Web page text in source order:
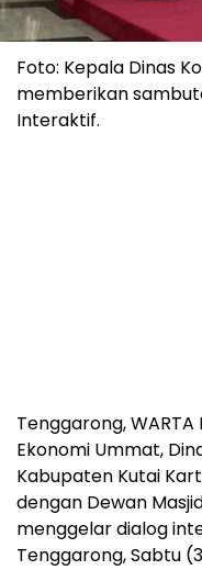
Foto: Kepala Dinas
memberikan
Interaktif.
Tenggarong,
Ekonomi Ummat,
Kabupaten Kutai
dengan Dewan
menggelar dialog
Tenggarong, Sabtu